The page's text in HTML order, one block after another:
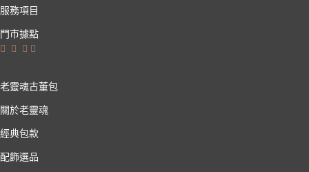
服務項目
門市據點
老靈魂古董包
關於老靈魂
經典包款
配飾選品